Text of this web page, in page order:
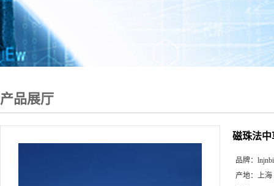
产品展厅
磁珠法
品牌：
产地： 上海